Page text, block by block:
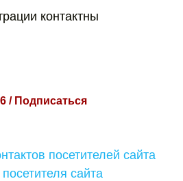
контактны
/ Подписаться
посетителей сайта
посетителя сайта